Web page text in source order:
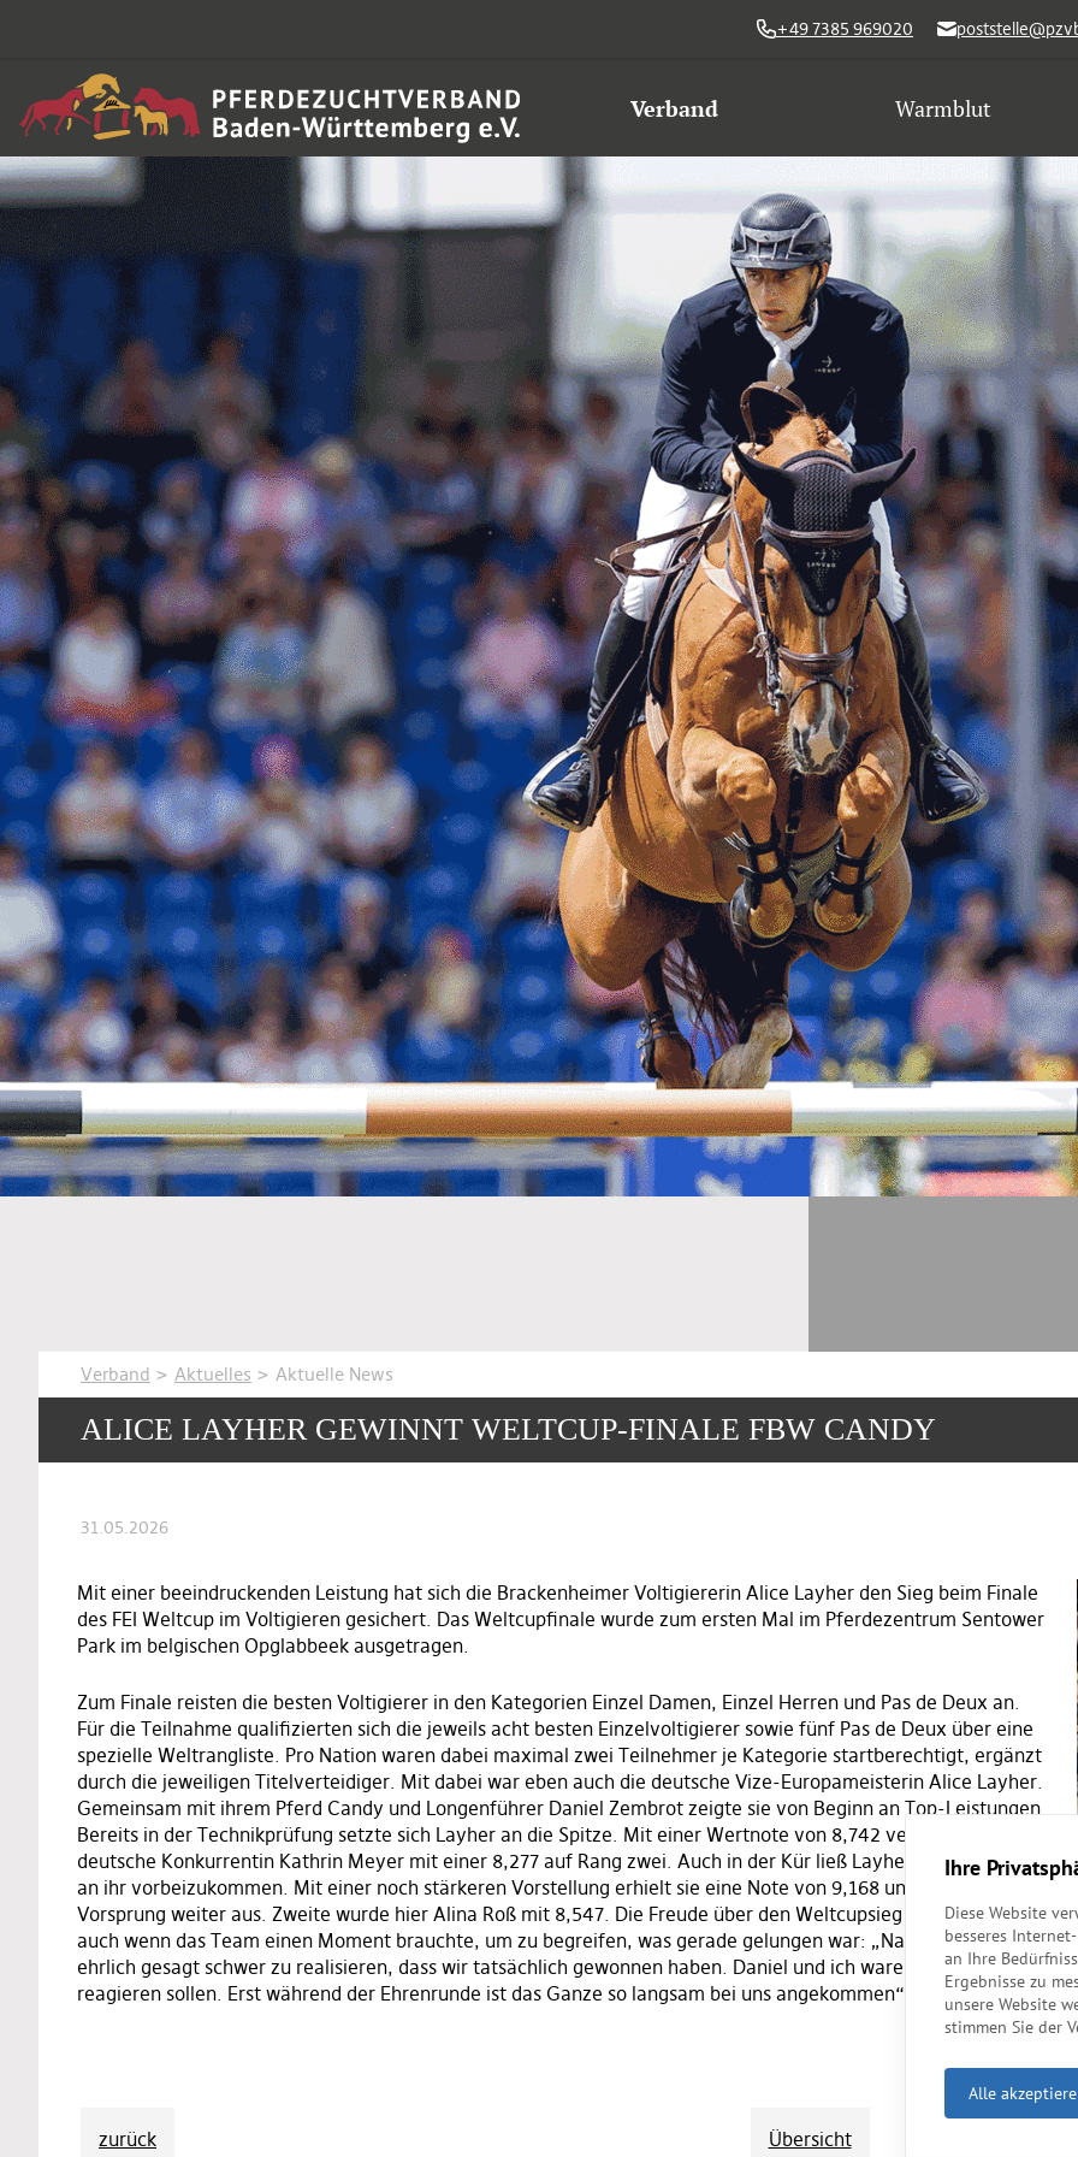
+49 7385 969020
Verband Warmblut
Verband > Aktuelles > Aktuelle News
ALICE LAYHER GEWINNT WELTCUP-FINALE FBW CANDY
31.05.2026
Mit einer beeindruckenden Leistung hat sich die Brackenheimer Voltigiererin Alice Layher den Sieg beim Finale
des FEI Weltcup im Voltigieren gesichert. Das Weltcupfinale wurde zum ersten Mal im Pferdezentrum Sentower
Park im belgischen Opglabbeek ausgetragen.
Zum Finale reisten die besten Voltigierer in den Kategorien Einzel Damen, Einzel Herren und Pas de Deux an.
Für die Teilnahme qualifizierten sich die jeweils acht besten Einzelvoltigierer sowie fünf Pas de Deux über eine
spezielle Weltrangliste. Pro Nation waren dabei maximal zwei Teilnehmer je Kategorie startberechtigt, ergänzt
durch die jeweiligen Titelverteidiger. Mit dabei war eben auch die deutsche Vize-Europameisterin Alice Layher.
Gemeinsam mit ihrem Pferd Candy und Longenführer Daniel Zembrot zeigte sie von Beginn an Top-Leistungen.
Bereits in der Technikprüfung setzte sich Layher an die Spitze. Mit einer Wertnote von 8,742 verwies sie ihre
deutsche Konkurrentin Kathrin Meyer mit einer 8,277 auf Rang zwei. Auch in der Kür ließ Layher keine Chance,
an ihr vorbeizukommen. Mit einer noch stärkeren Vorstellung erhielt sie eine Note von 9,168 und baute ihren
Vorsprung weiter aus. Zweite wurde hier Alina Roß mit 8,547. Die Freude über den Weltcupsieg war riesig –
auch wenn das Team einen Moment brauchte, um zu begreifen, was gerade gelungen war: „Natürlich haben wir
ehrlich gesagt schwer zu realisieren, dass wir tatsächlich gewonnen haben. Daniel und ich waren kurz etwas
reagieren sollen. Erst während der Ehrenrunde ist das Ganze so langsam bei uns angekommen“, so Layher.RJ
zurück Übersicht
Ihre
Diese Website
besseres
an Ihre
Ergebnisse zu
unsere Website
stimmen Sie der
Alle